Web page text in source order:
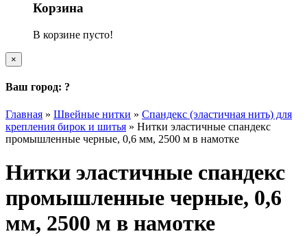
Корзина
В корзине пусто!
×
Ваш город: ?
Главная » Швейные нитки » Спандекс (эластичная нить) для
крепления бирок и шитья » Нитки эластичные спандекс
промышленные черные, 0,6 мм, 2500 м в намотке
Нитки эластичные спандекс
промышленные черные, 0,6
мм, 2500 м в намотке